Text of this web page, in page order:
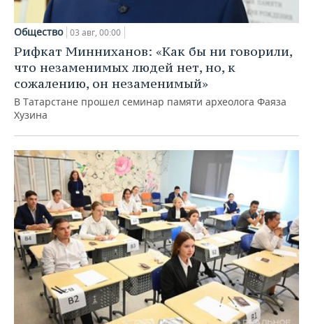
Общество 03 авг, 00:00
Рифкат Минниханов: «Как бы ни говорили,
что незаменимых людей нет, но, к
сожалению, он незаменимый»
В Татарстане прошел семинар памяти археолога Фаяза
Хузина